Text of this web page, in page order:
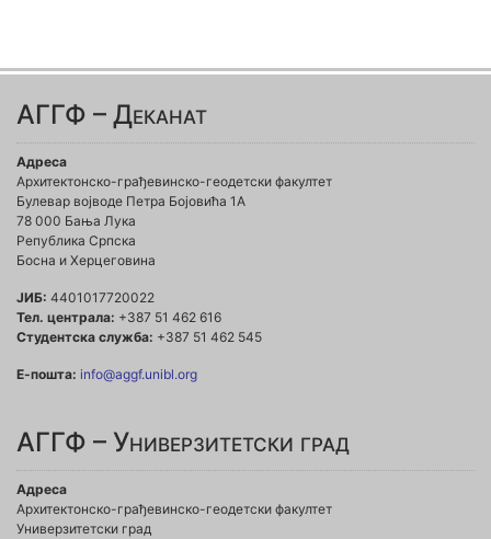
АГГФ – Деканат
Адреса
Архитектонско-грађевинско-геодетски факултет
Булевар војводе Петра Бојовића 1A
78 000 Бања Лука
Република Српска
Босна и Херцеговина
ЈИБ: 4401017720022
Тел. централа: +387 51 462 616
Студентска служба: +387 51 462 545
Е-пошта: info@aggf.unibl.org
АГГФ – Универзитетски град
Адреса
Архитектонско-грађевинско-геодетски факултет
Универзитетски град